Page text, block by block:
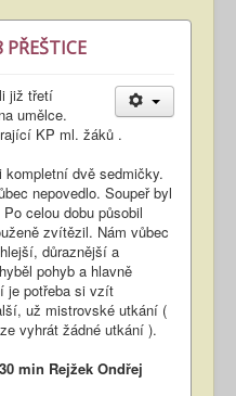
již třetí
umělce.
KP ml. žáků .
dvě sedmičky.
nepovedlo. Soupeř byl
celou dobu působil
zvítězil. Nám vůbec
důraznější a
pohyb a hlavně
je potřeba si vzít
už mistrovské utkání (
vyhrát žádné utkání ).
min Rejžek Ondřej